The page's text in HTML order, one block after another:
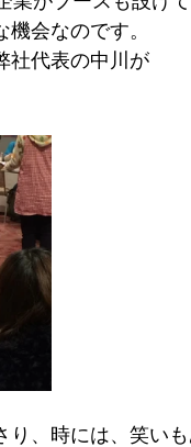
会なのです。
社代表の中川が
り、時には、笑い